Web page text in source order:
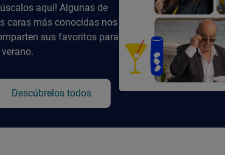
aquí! Algunas de
caras más conocidas nos
sus favoritos para
Descúbrelos todos